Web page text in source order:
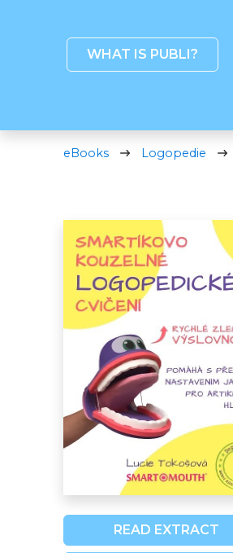
WHAT IS PUBLI?
eBooks Logopedie
READ EXTRACT